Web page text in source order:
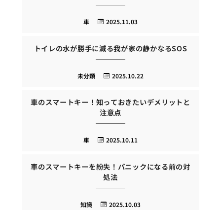
2025.11.03
車
トイレの水が勝手に減る我が家の静かなるSOS
2025.10.22
未分類
車のスマートキー！知っておきたいデメリットと
注意点
2025.10.11
車
車のスマートキーを紛失！パニックになる前の対
処法
2025.10.03
知識